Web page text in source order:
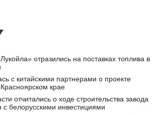
отразились на поставках топлива в
с китайскими партнерами о проекте
крае
отчитались о ходе строительства завода
белорусскими инвестициями